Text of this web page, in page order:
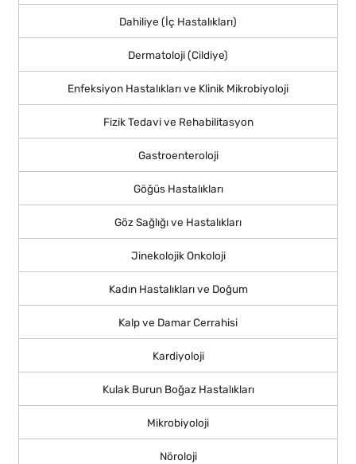
Dahiliye (İç Hastalıkları)
Dermatoloji (Cildiye)
Enfeksiyon Hastalıkları ve Klinik Mikrobiyoloji
Fizik Tedavi ve Rehabilitasyon
Gastroenteroloji
Göğüs Hastalıkları
Göz Sağlığı ve Hastalıkları
Jinekolojik Onkoloji
Kadın Hastalıkları ve Doğum
Kalp ve Damar Cerrahisi
Kardiyoloji
Kulak Burun Boğaz Hastalıkları
Mikrobiyoloji
Nöroloji